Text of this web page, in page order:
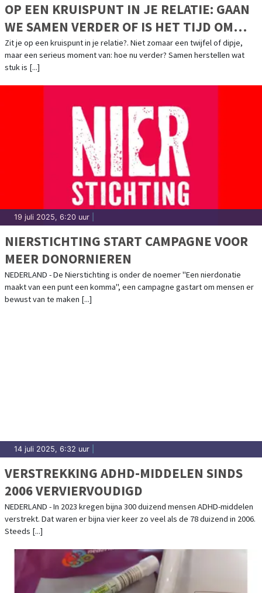
OP EEN KRUISPUNT IN JE RELATIE: GAAN
WE SAMEN VERDER OF IS HET TIJD OM
LOS TE LATEN?
Zit je op een kruispunt in je relatie?. Niet zomaar een twijfel of dipje,
maar een serieus moment van: hoe nu verder? Samen herstellen wat
stuk is [...]
19 juli 2025, 6:20 uur
NIERSTICHTING START CAMPAGNE VOOR
MEER DONORNIEREN
NEDERLAND - De Nierstichting is onder de noemer "Een nierdonatie
maakt van een punt een komma", een campagne gastart om mensen er
bewust van te maken [...]
14 juli 2025, 6:32 uur
VERSTREKKING ADHD-MIDDELEN SINDS
2006 VERVIERVOUDIGD
NEDERLAND - In 2023 kregen bijna 300 duizend mensen ADHD-middelen
verstrekt. Dat waren er bijna vier keer zo veel als de 78 duizend in 2006.
Steeds [...]